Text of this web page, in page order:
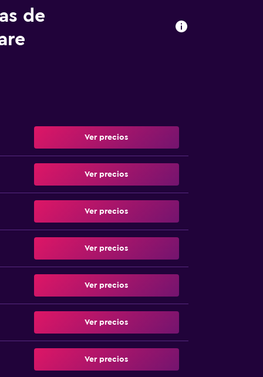
de
Ver precios
Ver precios
Ver precios
Ver precios
Ver precios
Ver precios
Ver precios